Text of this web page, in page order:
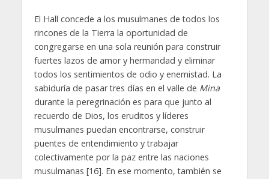
El Hall concede a los musulmanes de todos los
rincones de la Tierra la oportunidad de
congregarse en una sola reunión para construir
fuertes lazos de amor y hermandad y eliminar
todos los sentimientos de odio y enemistad. La
sabiduría de pasar tres días en el valle de Mina
durante la peregrinación es para que junto al
recuerdo de Dios, los eruditos y líderes
musulmanes puedan encontrarse, construir
puentes de entendimiento y trabajar
colectivamente por la paz entre las naciones
musulmanas [16]. En ese momento, también se